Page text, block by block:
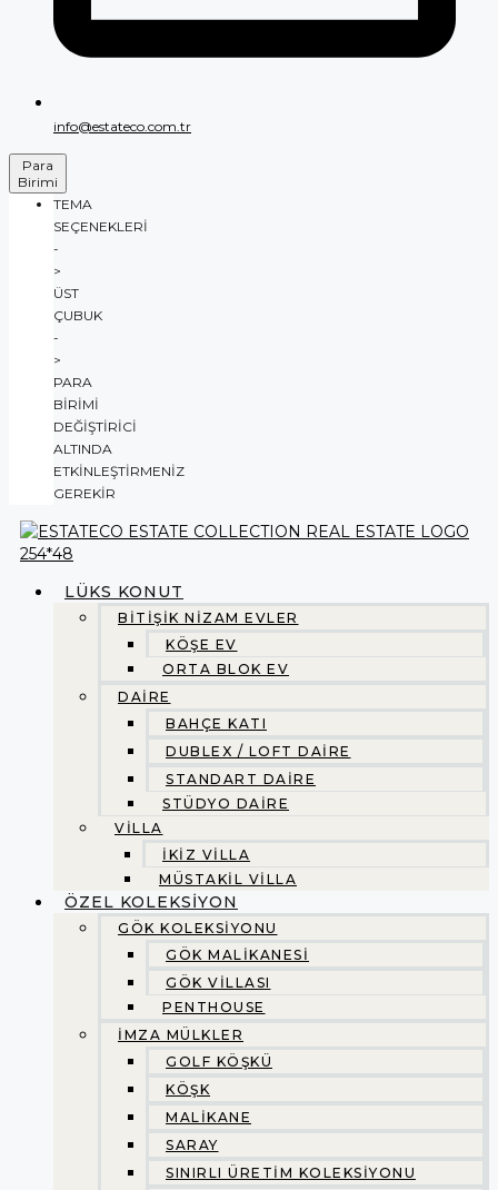
info@estateco.com.tr
Para
Birimi
TEMA
SEÇENEKLERI
-
>
ÜST
ÇUBUK
-
>
PARA
BIRIMI
DEĞIŞTIRICI
ALTINDA
ETKINLEŞTIRMENIZ
GEREKIR
LÜKS KONUT
BİTİŞİK NİZAM EVLER
KÖŞE EV
ORTA BLOK EV
DAİRE
BAHÇE KATI
DUBLEX / LOFT DAİRE
STANDART DAİRE
STÜDYO DAİRE
VİLLA
İKİZ VİLLA
MÜSTAKİL VİLLA
ÖZEL KOLEKSİYON
GÖK KOLEKSİYONU
GÖK MALİKANESİ
GÖK VİLLASI
PENTHOUSE
İMZA MÜLKLER
GOLF KÖŞKÜ
KÖŞK
MALİKANE
SARAY
SINIRLI ÜRETİM KOLEKSİYONU